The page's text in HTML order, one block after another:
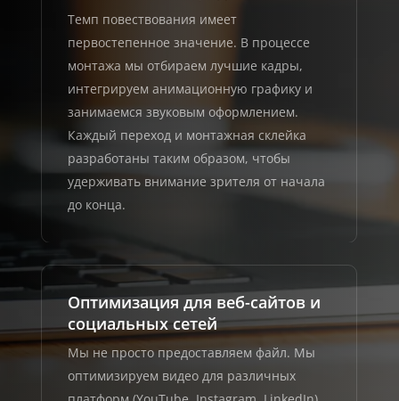
Темп повествования имеет
первостепенное значение. В процессе
монтажа мы отбираем лучшие кадры,
интегрируем анимационную графику и
занимаемся звуковым оформлением.
Каждый переход и монтажная склейка
разработаны таким образом, чтобы
удерживать внимание зрителя от начала
до конца.
Оптимизация для веб-сайтов и
социальных сетей
Мы не просто предоставляем файл. Мы
оптимизируем видео для различных